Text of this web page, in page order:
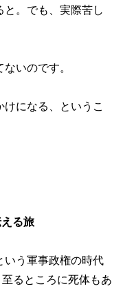
。でも、実際苦し
いのです。
になる、というこ
る旅
う軍事政権の時代
るところに死体もあ